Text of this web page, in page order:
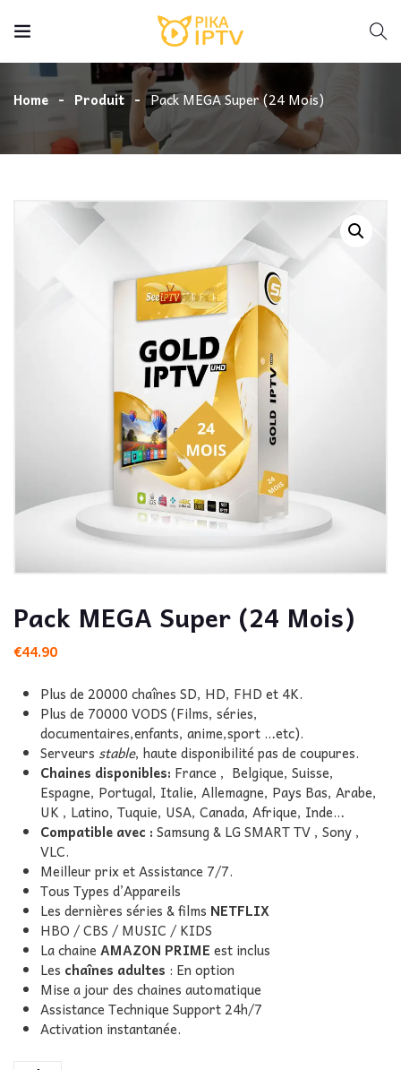
Home Produit Pack MEGA Super (24 Mois)
Pack MEGA Super (24 Mois)
€44.90
Plus de 20000 chaînes SD, HD, FHD et 4K.
Plus de 70000 VODS (Films, séries,
documentaires,enfants, anime,sport …etc).
Serveurs stable, haute disponibilité pas de coupures.
Chaines disponibles: France , Belgique, Suisse,
Espagne, Portugal, Italie, Allemagne, Pays Bas, Arabe,
UK , Latino, Tuquie, USA, Canada, Afrique, Inde…
Compatible avec : Samsung & LG SMART TV , Sony ,
VLC.
Meilleur prix et Assistance 7/7.
Tous Types d’Appareils
Les dernières séries & films NETFLIX
HBO / CBS / MUSIC / KIDS
La chaineAMAZON PRIME est inclus
Les chaînes adultes : En option
Mise a jour des chaines automatique
Assistance Technique Support 24h/7
Activation instantanée.